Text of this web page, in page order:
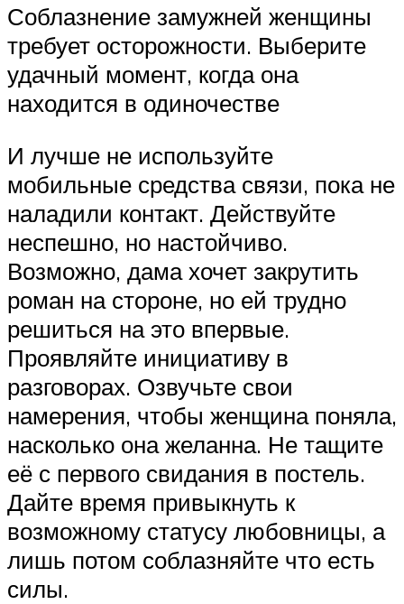
Соблазнение замужней женщины
требует осторожности. Выберите
удачный момент, когда она
находится в одиночестве
И лучше не используйте
мобильные средства связи, пока не
наладили контакт. Действуйте
неспешно, но настойчиво.
Возможно, дама хочет закрутить
роман на стороне, но ей трудно
решиться на это впервые.
Проявляйте инициативу в
разговорах. Озвучьте свои
намерения, чтобы женщина поняла,
насколько она желанна. Не тащите
её с первого свидания в постель.
Дайте время привыкнуть к
возможному статусу любовницы, а
лишь потом соблазняйте что есть
силы.